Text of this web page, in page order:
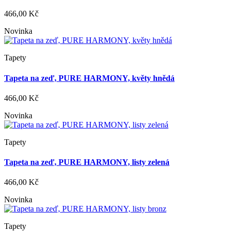
466,00 Kč
Novinka
Tapety
Tapeta na zeď, PURE HARMONY, květy hnědá
466,00 Kč
Novinka
Tapety
Tapeta na zeď, PURE HARMONY, listy zelená
466,00 Kč
Novinka
Tapety